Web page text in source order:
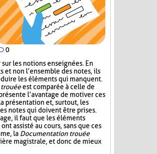
0
les notions enseignées. En
non l’ensemble des notes, ils
les éléments qui manquent.
est comparée à celle de
l’avantage de motiver ces
présentation et, surtout, les
notes qui doivent être prises.
il faut que les éléments
assisté au cours, sans que ces
la Documentation trouée
magistrale, et donc de mieux